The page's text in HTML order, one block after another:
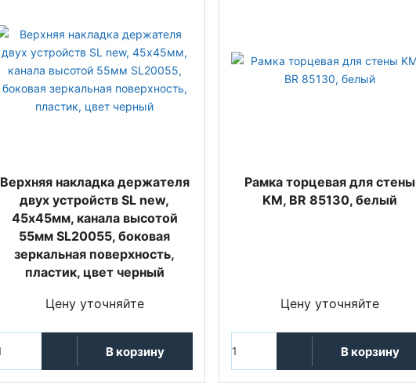
Верхняя накладка держателя
двух устройств SL new,
45х45мм, канала высотой
55мм SL20055, боковая
зеркальная поверхность,
пластик, цвет черный
Цену уточняйте
В корзину
Рамка торцевая для стены
KM, BR 85130, белый
Цену уточняйте
В корзину